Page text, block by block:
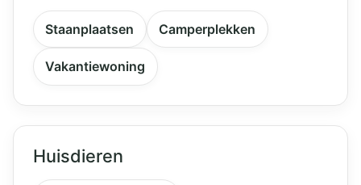
Staanplaatsen Camperplekken
Vakantiewoning
Huisdieren